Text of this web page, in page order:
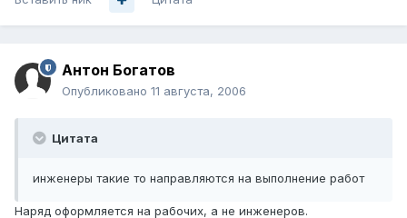
Антон Богатов
Опубликовано 11 августа, 2006
Цитата
инженеры такие то направляются на выполнение работ
Наряд оформляется на рабочих, а не инженеров.